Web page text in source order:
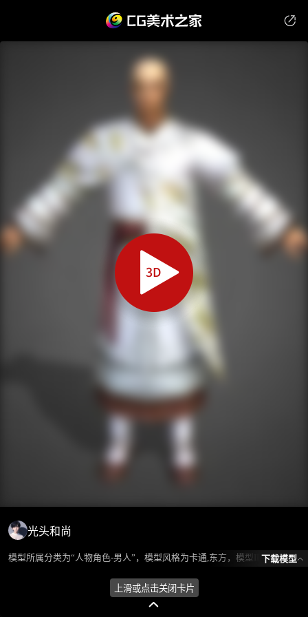
光头和尚
模型所属分类为“人物角色-男人”，模型风格为卡通,东方，模型ID为101487，本模型由设计师 ℒℴѵℯ蓝色的梦এ⁵²º᭄এ 在2024-08-26 09:34:02上传，含.fbx，.gltf相关源文件下载格式，点数为777，面数为1167，材质数为2，贴图数为1，CG美术之家持续为您更新与数字孪生、影视动画和游戏VR等相关优质资源。
下载模型
上滑或点击关闭卡片